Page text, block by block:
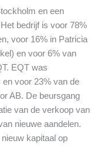
en een
bedrijf is voor 78%
voor 16% in Patricia
en voor 6% van
EQT was
voor 23% van de
AB. De beursgang
van de verkoop van
nieuwe aandelen.
kapitaal op